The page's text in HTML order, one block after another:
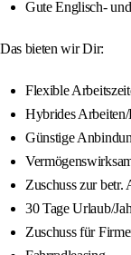
Gute Englisch-
Das bieten wir Dir:
Flexible
Hybrides
Günstige
Zuschuss zur betr.
30 Tage Urlaub/
Zuschuss für